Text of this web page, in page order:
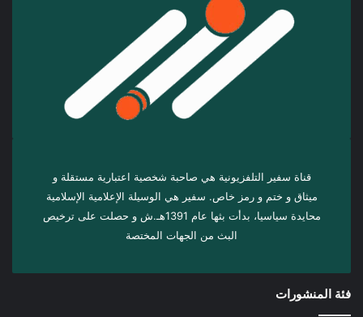
قناة سفير التلفزيونية هي صاحبة شخصية اعتبارية مستقلة و
ميثاق و ختم و رمز خاص. سفیر هي الوسيلة الإعلامية الإسلامية
محايدة سياسيا، بدأت بثها عام 1391هـ.ش و حصلت على ترخيص
البث من الجهات المختصة
فئة المنشورات